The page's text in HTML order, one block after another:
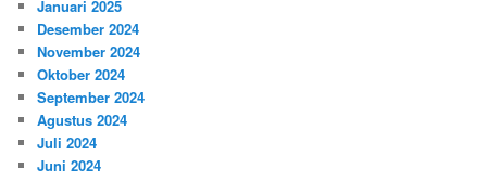
Januari 2025
Desember 2024
November 2024
Oktober 2024
September 2024
Agustus 2024
Juli 2024
Juni 2024